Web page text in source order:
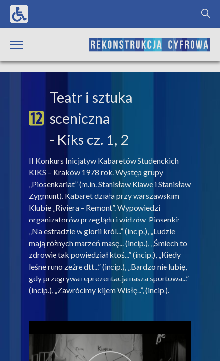
Teatr i sztuka
sceniczna
- Kiks cz. 1, 2
II Konkurs Inicjatyw Kabaretów Studenckich
KIKS – Kraków 1978 rok. Występ grupy
„Piosenkariat” (m.in. Stanisław Klawe i Stanisław
Zygmunt). Kabaret działa przy warszawskim
Klubie „Riviera – Remont”. Wypowiedzi
organizatorów przeglądu i widzów. Piosenki:
„Na estradzie w glorii król...” (incip.), „Ludzie
mają różnych marzeń masę... (incip.), „Śmiech to
zdrowie tak powiedział ktoś...” (incip.), „Kiedy
leśne runo zeżre dtt...” (incip.), „Bardzo nie lubię,
gdy przegrywa reprezentacja nasza sportowa...”
(incip.), „Zawrócimy kijem Wisłę...”, (incip.).